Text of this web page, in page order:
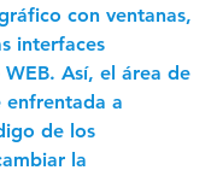
con ventanas,
interfaces
Así, el área de
enfrentada a
de los
la